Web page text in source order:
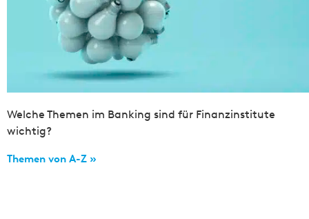
Welche Themen im Banking sind für Finanzinstitute
wichtig?
Themen von A-Z »